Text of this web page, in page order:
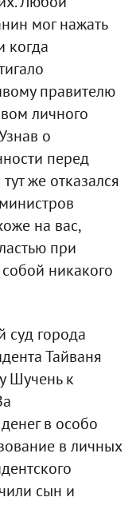
мог нажать
когда
правителю
личного
о
перед
же отказался
на вас,
при
никакого
города
Тайваня
Шучень к
в особо
в личных
сын и